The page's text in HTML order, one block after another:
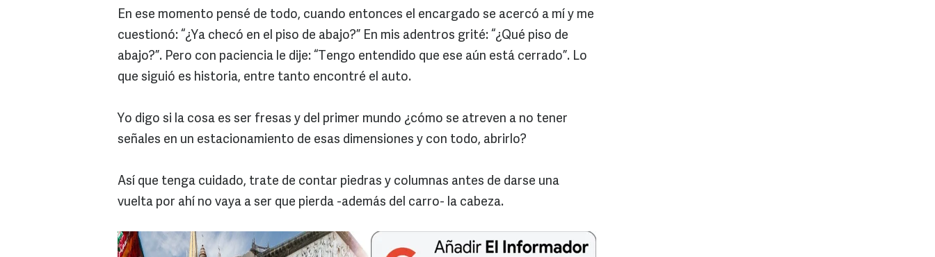
En ese momento pensé de todo, cuando entonces el encargado se acercó a mí y me
cuestionó: “¿Ya checó en el piso de abajo?” En mis adentros grité: “¿Qué piso de
abajo?”. Pero con paciencia le dije: “Tengo entendido que ese aún está cerrado”. Lo
que siguió es historia, entre tanto encontré el auto.
Yo digo si la cosa es ser fresas y del primer mundo ¿cómo se atreven a no tener
señales en un estacionamiento de esas dimensiones y con todo, abrirlo?
Así que tenga cuidado, trate de contar piedras y columnas antes de darse una
vuelta por ahí no vaya a ser que pierda -además del carro- la cabeza.